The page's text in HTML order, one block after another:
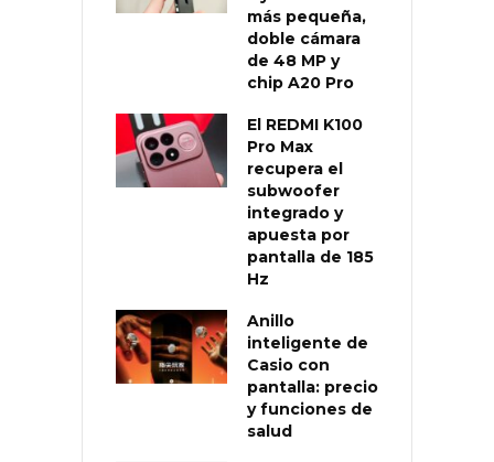
más pequeña,
doble cámara
de 48 MP y
chip A20 Pro
El REDMI K100
Pro Max
recupera el
subwoofer
integrado y
apuesta por
pantalla de 185
Hz
Anillo
inteligente de
Casio con
pantalla: precio
y funciones de
salud